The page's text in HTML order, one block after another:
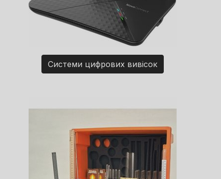
Системи цифрових вивісок